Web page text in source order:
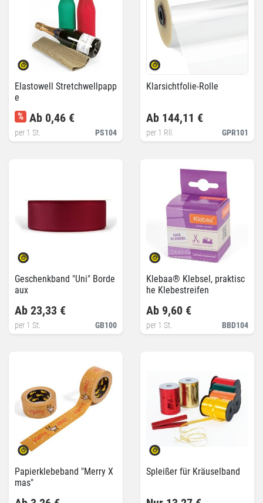
Elastowell Stretchwellpapp
e
PS104
% Ab 0,46 €
per 1 St.
Klarsichtfolie-Rolle
GPR101
Ab 144,11 €
per 1 Rll.
Geschenkband "Uni" Borde
aux
GB100
Ab 23,33 €
per 1 St.
Klebaa® Klebsel, praktisc
he Klebestreifen
BBD104
Ab 9,60 €
per 1 St.
Papierklebeband "Merry X
mas"
Spleißer für Kräuselband